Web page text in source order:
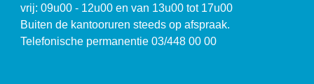
vrij: 09u00 - 12u00 en van 13u00 tot 17u00
Buiten de kantooruren steeds op afspraak.
Telefonische permanentie 03/448 00 00